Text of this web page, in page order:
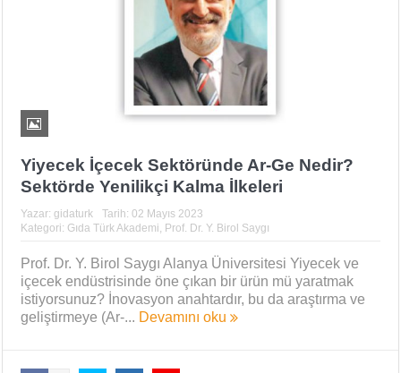
Yiyecek İçecek Sektöründe Ar-Ge Nedir?
Sektörde Yenilikçi Kalma İlkeleri
Yazar: gidaturk Tarih: 02 Mayıs 2023
Kategori: Gıda Türk Akademi, Prof. Dr. Y. Birol Saygı
Prof. Dr. Y. Birol Saygı Alanya Üniversitesi Yiyecek ve
içecek endüstrisinde öne çıkan bir ürün mü yaratmak
istiyorsunuz? İnovasyon anahtardır, bu da araştırma ve
geliştirmeye (Ar-... Devamını oku